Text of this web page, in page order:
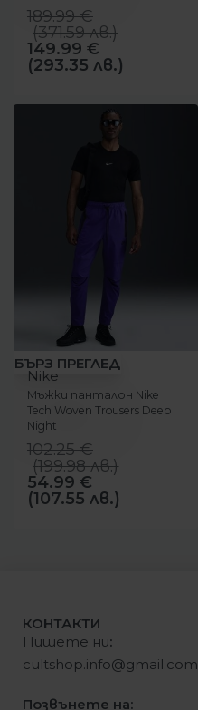
189.99€
(371.59лв.)
149.99 €
(293.35 лв.)
-46%
БЪРЗ ПРЕГЛЕД
Nike
Мъжки панталон Nike
Tech Woven Trousers Deep
Night
102.25€
(199.98лв.)
54.99 €
(107.55 лв.)
КОНТАКТИ
Пишете ни:
cultshop.info@gmail.com
Позвънете на: